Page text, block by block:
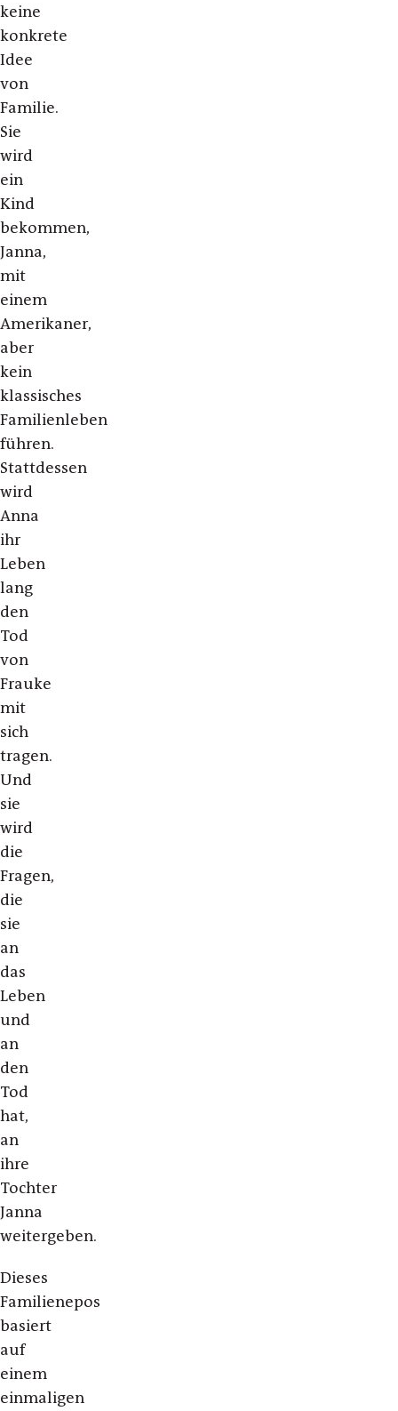
keine
konkrete
Idee
von
Familie.
Sie
wird
ein
Kind
bekommen,
Janna,
mit
einem
Amerikaner,
aber
kein
klassisches
Familienleben
führen.
Stattdessen
wird
Anna
ihr
Leben
lang
den
Tod
von
Frauke
mit
sich
tragen.
Und
sie
wird
die
Fragen,
die
sie
an
das
Leben
und
an
den
Tod
hat,
an
ihre
Tochter
Janna
weitergeben.
Dieses
Familienepos
basiert
auf
einem
einmaligen